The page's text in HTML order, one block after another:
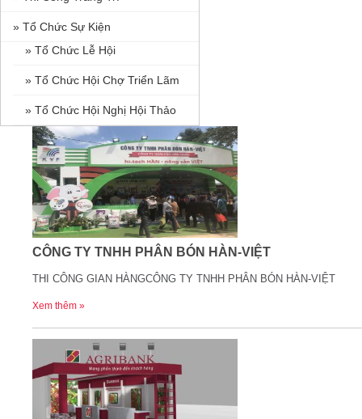
» Tổ Chức Sự Kiện
» Tổ Chức Lễ Hội
» Tổ Chức Hội Chợ Triển Lãm
» Tổ Chức Hội Nghị Hội Thảo
CÔNG TY TNHH PHÂN BÓN HÀN-VIỆT
THI CÔNG GIAN HÀNGCÔNG TY TNHH PHÂN BÓN HÀN-VIỆT
Xem thêm »